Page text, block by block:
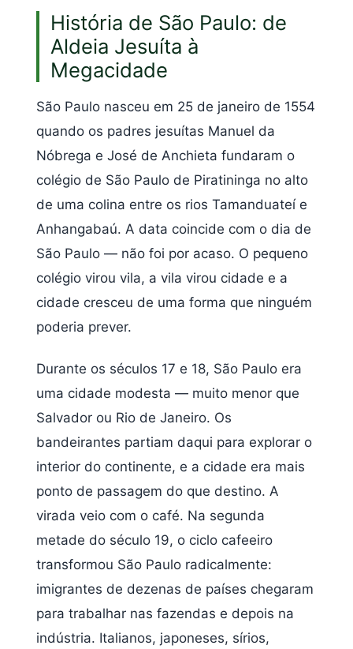
História de São Paulo: de
Aldeia Jesuíta à
Megacidade
São Paulo nasceu em 25 de janeiro de 1554
quando os padres jesuítas Manuel da
Nóbrega e José de Anchieta fundaram o
colégio de São Paulo de Piratininga no alto
de uma colina entre os rios Tamanduateí e
Anhangabaú. A data coincide com o dia de
São Paulo — não foi por acaso. O pequeno
colégio virou vila, a vila virou cidade e a
cidade cresceu de uma forma que ninguém
poderia prever.
Durante os séculos 17 e 18, São Paulo era
uma cidade modesta — muito menor que
Salvador ou Rio de Janeiro. Os
bandeirantes partiam daqui para explorar o
interior do continente, e a cidade era mais
ponto de passagem do que destino. A
virada veio com o café. Na segunda
metade do século 19, o ciclo cafeeiro
transformou São Paulo radicalmente:
imigrantes de dezenas de países chegaram
para trabalhar nas fazendas e depois na
indústria. Italianos, japoneses, sírios,